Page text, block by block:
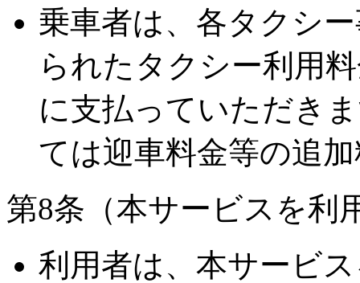
乗車者は、各タクシ
られたタクシー利用
に支払っていただき
ては迎車料金等の追
第8条（本サービスを利
利用者は、本サービ